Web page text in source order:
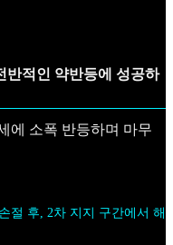
반적인 약반등에 성공하
에 소폭 반등하며 마무
절 후, 2차 지지 구간에서 해